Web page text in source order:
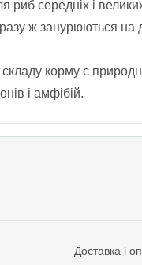
риб середніх і
ж занурюються на
корму є
і амфібій.
Доставка і